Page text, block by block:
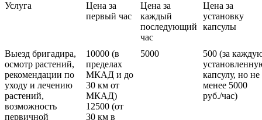
Услуга
Цена за
первый час
Цена за
каждый
последующий
час
Цена за
установку
капсулы
Выезд бригадира,
осмотр растений,
рекомендации по
уходу и лечению
растений,
возможность
первичной
10000 (в
пределах
МКАД и до
30 км от
МКАД)
12500 (от
30 км в
5000
500 (за
капсулу, но не
менее 5000
руб./час)